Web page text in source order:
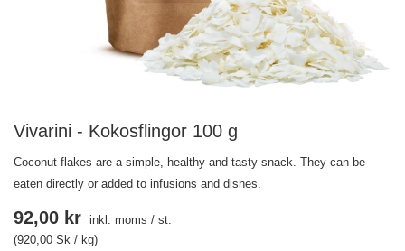
Vivarini - Kokosflingor 100 g
Coconut flakes are a simple, healthy and tasty snack. They can be
eaten directly or added to infusions and dishes.
92,00 kr inkl. moms / st.
(920,00 Sk / kg)